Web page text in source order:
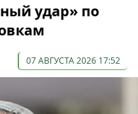
удар» по
07 АВГУСТА 2026 17:52